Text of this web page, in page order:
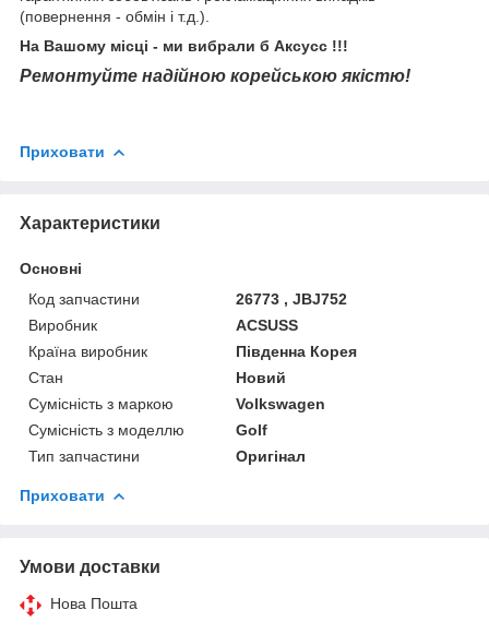
(повернення - обмін і т.д.).
На Вашому місці - ми вибрали б Aксусс !!!
Ремонтуйте надійною корейською якістю!
Приховати
Характеристики
Основні
Код запчастини
26773 , JBJ752
Виробник
ACSUSS
Країна виробник
Південна Корея
Стан
Новий
Сумісність з маркою
Volkswagen
Сумісність з моделлю
Golf
Тип запчастини
Оригінал
Приховати
Умови доставки
Нова Пошта